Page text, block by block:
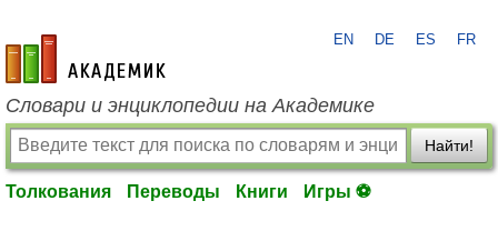
academic.ru
EN DE ES FR
Словари и энциклопедии на Академике
Найти!
Толкования Переводы Книги Игры ⚽